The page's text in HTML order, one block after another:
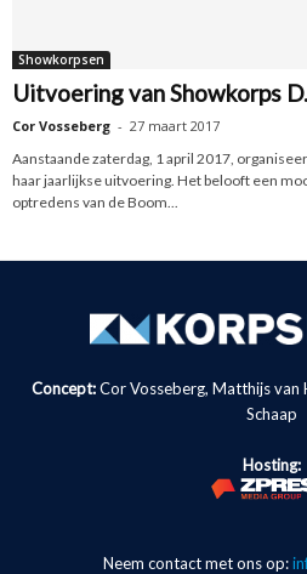
Showkorpsen
Uitvoering van Showkorps
Cor Vosseberg - 27 maart 2017
Aanstaande zaterdag, 1 april 2017,
haar jaarlijkse uitvoering. Het belooft een
optredens van de Boom...
Concept:Cor Vosseberg, Matthijs van
Schaap
Hosting:
Neem contact met ons op: